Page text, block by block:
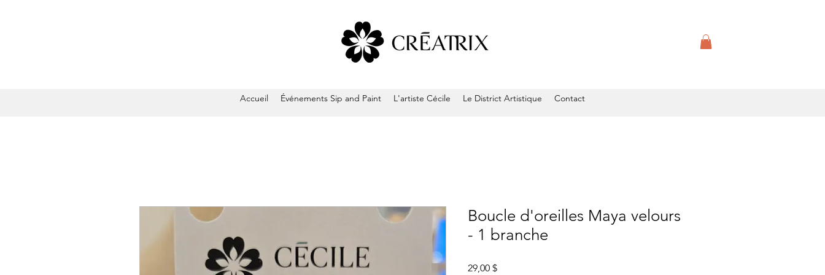
Accueil Événements Sip and Paint L'artiste Cécile Le District Artistique Contact
Boucle d'oreilles Maya velours
- 1 branche
29,00 $Prix